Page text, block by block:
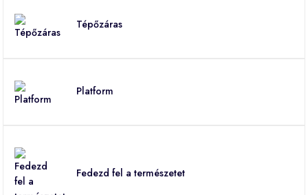
Tépőzáras
Platform
Fedezd fel a természetet